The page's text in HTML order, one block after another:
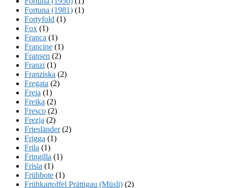
Fortuna (1981) (1)
Fortyfold (1)
Fox (1)
Franca (1)
Francine (1)
Fransen (2)
Franzi (1)
Franziska (2)
Fregata (2)
Freia (1)
Freika (2)
Fresco (2)
Frezja (2)
Friesländer(2)
Frigga (1)
Frila (1)
Fringilla (1)
Frisia (1)
Frühbote (1)
Frühkartoffel Prättigau (Müsli) (2)